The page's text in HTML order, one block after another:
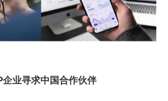
业寻求中国合作伙伴